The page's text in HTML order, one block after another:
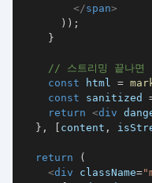
</span>
) ) ;
}
// 스트리밍 끝나면
const html =
const sanitized
return <div
} , [ content ,
return
(
<div className="